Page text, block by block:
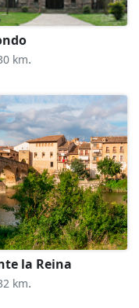
km.
la Reina
km.